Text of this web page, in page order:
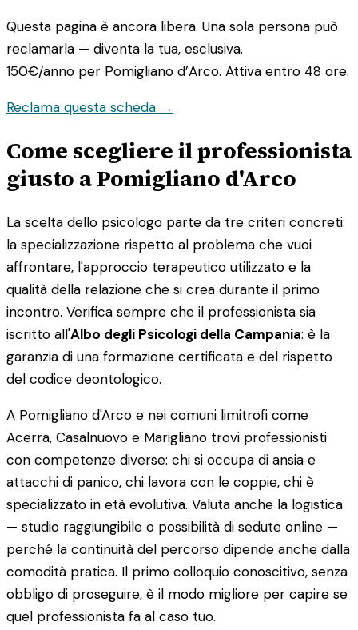
Questa pagina è ancora libera. Una sola persona può
reclamarla — diventa la tua, esclusiva.
150€/anno per Pomigliano d’Arco. Attiva entro 48 ore.
Reclama questa scheda →
Come scegliere il professionista
giusto a Pomigliano d'Arco
La scelta dello psicologo parte da tre criteri concreti:
la specializzazione rispetto al problema che vuoi
affrontare, l'approccio terapeutico utilizzato e la
qualità della relazione che si crea durante il primo
incontro. Verifica sempre che il professionista sia
iscritto all'Albo degli Psicologi della Campania: è la
garanzia di una formazione certificata e del rispetto
del codice deontologico.
A Pomigliano d'Arco e nei comuni limitrofi come
Acerra, Casalnuovo e Marigliano trovi professionisti
con competenze diverse: chi si occupa di ansia e
attacchi di panico, chi lavora con le coppie, chi è
specializzato in età evolutiva. Valuta anche la logistica
— studio raggiungibile o possibilità di sedute online —
perché la continuità del percorso dipende anche dalla
comodità pratica. Il primo colloquio conoscitivo, senza
obbligo di proseguire, è il modo migliore per capire se
quel professionista fa al caso tuo.